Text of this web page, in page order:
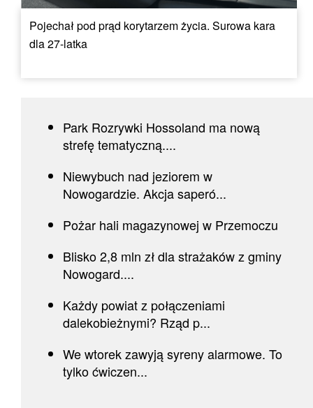
Pojechał pod prąd korytarzem życia. Surowa kara
dla 27-latka
Park Rozrywki Hossoland ma nową
strefę tematyczną....
Niewybuch nad jeziorem w
Nowogardzie. Akcja saperó...
Pożar hali magazynowej w Przemoczu
Blisko 2,8 mln zł dla strażaków z gminy
Nowogard....
Każdy powiat z połączeniami
dalekobieżnymi? Rząd p...
We wtorek zawyją syreny alarmowe. To
tylko ćwiczen...